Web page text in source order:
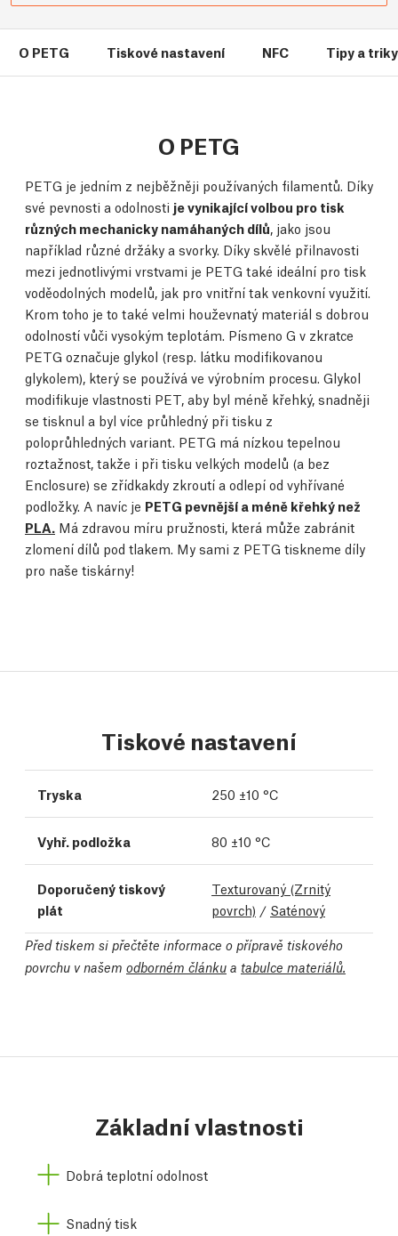
O PETG Tiskové nastavení NFC Tipy a
O PETG
PETG je jedním z nejběžněji používaných filamentů. Díky
své pevnosti a odolnosti je vynikající volbou pro tisk
různých mechanicky namáhaných dílů, jako jsou
například různé držáky a svorky. Díky skvělé přilnavosti
mezi jednotlivými vrstvami je PETG také ideální pro tisk
voděodolných modelů, jak pro vnitřní tak venkovní využití.
Krom toho je to také velmi houževnatý materiál s dobrou
odolností vůči vysokým teplotám. Písmeno G v zkratce
PETG označuje glykol (resp. látku modifikovanou
glykolem), který se používá ve výrobním procesu. Glykol
modifikuje vlastnosti PET, aby byl méně křehký, snadněji
se tisknul a byl více průhledný při tisku z
poloprůhledných variant. PETG má nízkou tepelnou
roztažnost, takže i při tisku velkých modelů (a bez
Enclosure) se zřídkakdy zkroutí a odlepí od vyhřívané
podložky. A navíc je PETG pevnější a méně křehký než
PLA. Má zdravou míru pružnosti, která může zabránit
zlomení dílů pod tlakem. My sami z PETG tiskneme díly
pro naše tiskárny!
Tiskové nastavení
Tryska 250 ±10 °C
Vyhř. podložka 80 ±10 °C
Doporučený tiskový
plát
Texturovaný (Zrnitý
povrch) / Saténový
Před tiskem si přečtěte informace o přípravě tiskového
povrchu v našem odborném článku a tabulce materiálů.
Základní vlastnosti
Dobrá teplotní odolnost
Snadný tisk